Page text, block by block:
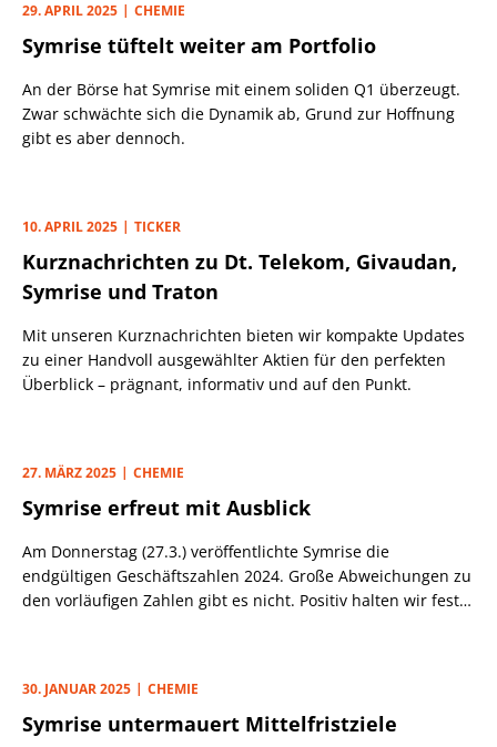
29. APRIL 2025 CHEMIE
Symrise tüftelt weiter am Portfolio
An der Börse hat Symrise mit einem soliden Q1 überzeugt.
Zwar schwächte sich die Dynamik ab, Grund zur Hoffnung
gibt es aber dennoch.
10. APRIL 2025 TICKER
Kurznachrichten zu Dt. Telekom, Givaudan,
Symrise und Traton
Mit unseren Kurznachrichten bieten wir kompakte Updates
zu einer Handvoll ausgewählter Aktien für den perfekten
Überblick – prägnant, informativ und auf den Punkt.
27. MÄRZ 2025 CHEMIE
Symrise erfreut mit Ausblick
Am Donnerstag (27.3.) veröffentlichte Symrise die
endgültigen Geschäftszahlen 2024. Große Abweichungen zu
den vorläufigen Zahlen gibt es nicht. Positiv halten wir fest,
30. JANUAR 2025 CHEMIE
Symrise untermauert Mittelfristziele